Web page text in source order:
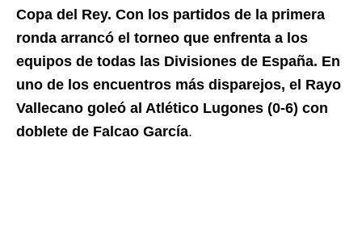
Copa del Rey. Con los partidos de la primera
ronda arrancó el torneo que enfrenta a los
equipos de todas las Divisiones de España. En
uno de los encuentros más disparejos, el Rayo
Vallecano goleó al Atlético Lugones (0-6) con
doblete de Falcao García.